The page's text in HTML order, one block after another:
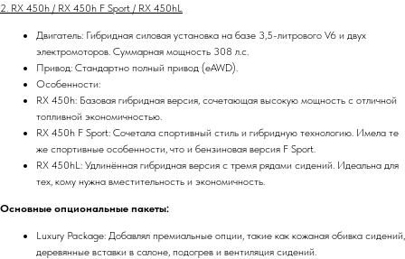
2. RX 450h / RX 450h F Sport / RX 450hL
Двигатель: Гибридная силовая установка на базе 3,5-литрового V6 и двух
электромоторов. Суммарная мощность 308 л.с.
Привод: Стандартно полный привод (eAWD).
Особенности:
RX 450h: Базовая гибридная версия, сочетающая высокую мощность с отличной
топливной экономичностью.
RX 450h F Sport: Сочетала спортивный стиль и гибридную технологию. Имела те
же спортивные особенности, что и бензиновая версия F Sport.
RX 450hL: Удлинённая гибридная версия с тремя рядами сидений. Идеальна для
тех, кому нужна вместительность и экономичность.
Основные опциональные пакеты:
Luxury Package: Добавлял премиальные опции, такие как кожаная обивка сидений,
деревянные вставки в салоне, подогрев и вентиляция сидений.